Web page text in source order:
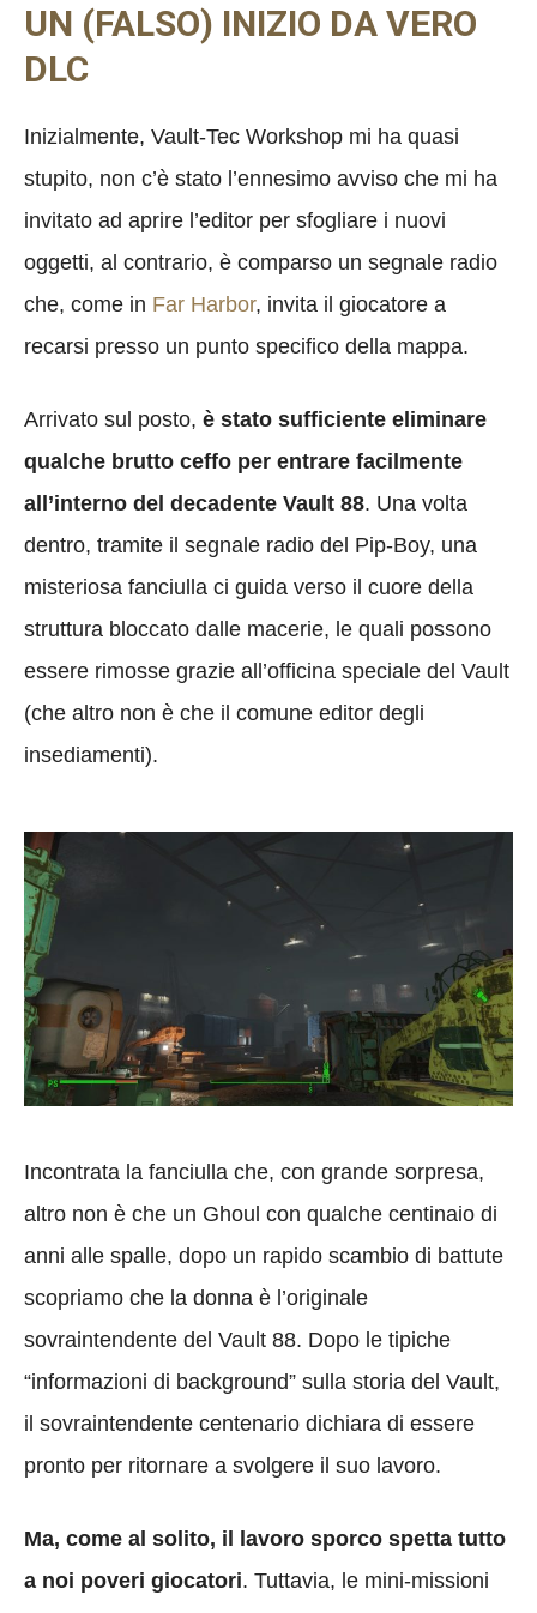
UN (FALSO) INIZIO DA VERO
DLC
Inizialmente, Vault-Tec Workshop mi ha quasi
stupito, non c’è stato l’ennesimo avviso che mi ha
invitato ad aprire l’editor per sfogliare i nuovi
oggetti, al contrario, è comparso un segnale radio
che, come in Far Harbor, invita il giocatore a
recarsi presso un punto specifico della mappa.
Arrivato sul posto, è stato sufficiente eliminare
qualche brutto ceffo per entrare facilmente
all’interno del decadente Vault 88. Una volta
dentro, tramite il segnale radio del Pip-Boy, una
misteriosa fanciulla ci guida verso il cuore della
struttura bloccato dalle macerie, le quali possono
essere rimosse grazie all’officina speciale del Vault
(che altro non è che il comune editor degli
insediamenti).
Incontrata la fanciulla che, con grande sorpresa,
altro non è che un Ghoul con qualche centinaio di
anni alle spalle, dopo un rapido scambio di battute
scopriamo che la donna è l’originale
sovraintendente del Vault 88. Dopo le tipiche
“informazioni di background” sulla storia del Vault,
il sovraintendente centenario dichiara di essere
pronto per ritornare a svolgere il suo lavoro.
Ma, come al solito, il lavoro sporco spetta tutto
a noi poveri giocatori. Tuttavia, le mini-missioni